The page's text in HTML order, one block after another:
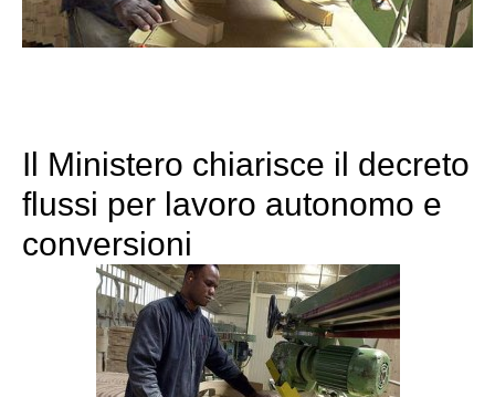
Il Ministero chiarisce il decreto
flussi per lavoro autonomo e
conversioni